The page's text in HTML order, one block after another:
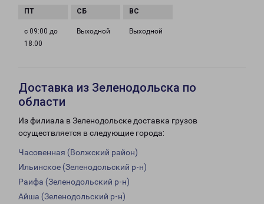
с 09:00 до
18:00
Выходной Выходной
Доставка из Зеленодольска по
области
Из филиала в Зеленодольске доставка грузов
осуществляется в следующие города:
Часовенная (Волжский район)
Ильинское (Зеленодольский р-н)
Раифа (Зеленодольский р-н)
Айша (Зеленодольский р-н)